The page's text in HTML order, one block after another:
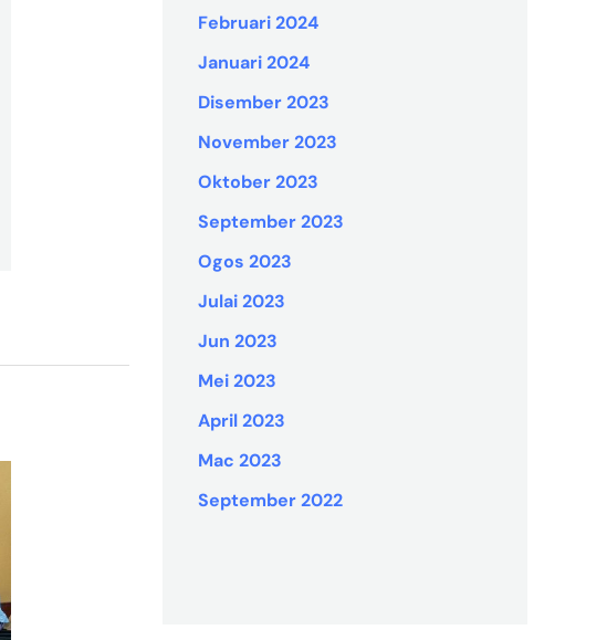
Februari 2024
Januari 2024
Disember 2023
November 2023
Oktober 2023
September 2023
Ogos 2023
Julai 2023
Jun 2023
Mei 2023
April 2023
Mac 2023
September 2022